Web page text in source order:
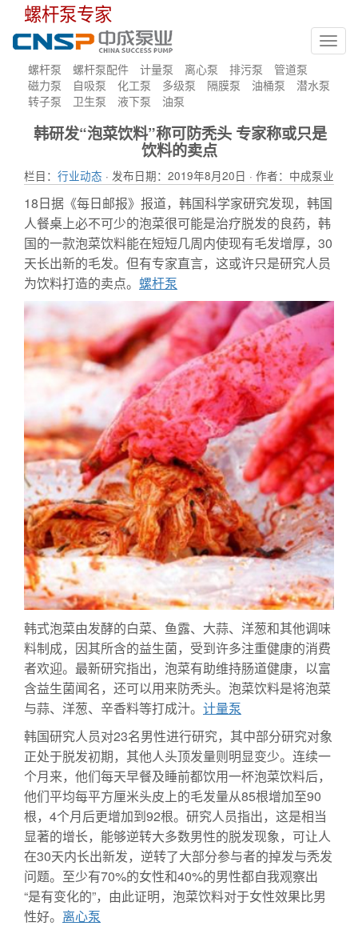
螺杆泵专家
螺杆泵 螺杆泵配件 计量泵 离心泵 排污泵
管道泵
磁力泵
自吸泵 化工泵 多级泵 隔膜泵 油桶泵
潜水泵
转子泵
卫生泵 液下泵 油泵
韩研发“泡菜饮料”称可防秃头 专家称或只是
饮料的卖点
栏目： 行业动态 · 发布日期：2019年8月20日 · 作者：中成泵业
18日据《每日邮报》报道，韩国科学家研究发现，韩国
人餐桌上必不可少的泡菜很可能是治疗脱发的良药，韩
国的一款泡菜饮料能在短短几周内使现有毛发增厚，30
天长出新的毛发。但有专家直言，这或许只是研究人员
为饮料打造的卖点。 螺杆泵
韩式泡菜由发酵的白菜、鱼露、大蒜、洋葱和其他调味
料制成，因其所含的益生菌，受到许多注重健康的消费
者欢迎。最新研究指出，泡菜有助维持肠道健康，以富
含益生菌闻名，还可以用来防秃头。泡菜饮料是将泡菜
与蒜、洋葱、辛香料等打成汁。 计量泵
韩国研究人员对23名男性进行研究，其中部分研究对象
正处于脱发初期，其他人头顶发量则明显变少。连续一
个月来，他们每天早餐及睡前都饮用一杯泡菜饮料后，
他们平均每平方厘米头皮上的毛发量从85根增加至90
根，4个月后更增加到92根。研究人员指出，这是相当
显著的增长，能够逆转大多数男性的脱发现象，可让人
在30天内长出新发，逆转了大部分参与者的掉发与秃发
问题。至少有70%的女性和40%的男性都自我观察出
“是有变化的”，由此证明，泡菜饮料对于女性效果比男
性好。 离心泵